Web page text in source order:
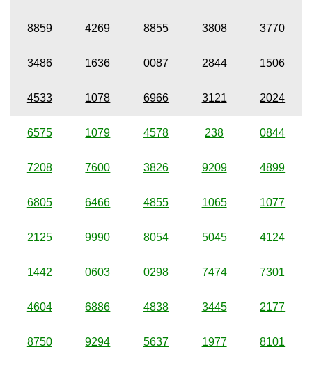
8859 4269 8855 3808 3770
3486 1636 0087 2844 1506
4533 1078 6966 3121 2024
6575 1079 4578 238 0844
7208 7600 3826 9209 4899
6805 6466 4855 1065 1077
2125 9990 8054 5045 4124
1442 0603 0298 7474 7301
4604 6886 4838 3445 2177
8750 9294 5637 1977 8101